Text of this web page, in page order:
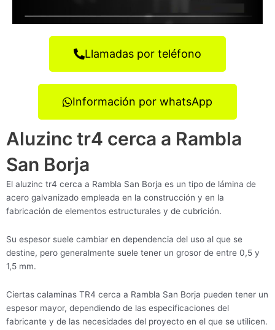
Llamadas por teléfono
Información por whatsApp
Aluzinc tr4 cerca a Rambla
San Borja
El aluzinc tr4 cerca a Rambla San Borja es un tipo de lámina de
acero galvanizado empleada en la construcción y en la
fabricación de elementos estructurales y de cubrición.
Su espesor suele cambiar en dependencia del uso al que se
destine, pero generalmente suele tener un grosor de entre 0,5 y
1,5 mm.
Ciertas calaminas TR4 cerca a Rambla San Borja pueden tener un
espesor mayor, dependiendo de las especificaciones del
fabricante y de las necesidades del proyecto en el que se utilicen.